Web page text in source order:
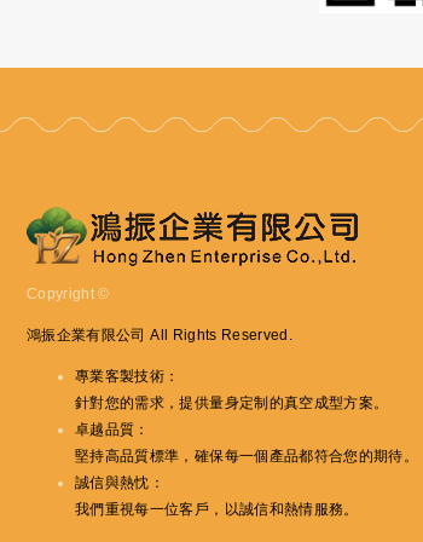
Copyright ©
鴻振企業有限公司 All Rights Reserved.
專業客製技術 ：
針對您的需求，提供量身定制的真空成型方案。
卓越品質 ：
堅持高品質標準，確保每一個產品都符合您的期待。
誠信與熱忱 ：
我們重視每一位客戶，以誠信和熱情服務。